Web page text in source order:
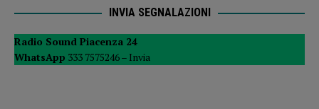
INVIA SEGNALAZIONI
Radio Sound Piacenza 24
WhatsApp 333 7575246 – Invia